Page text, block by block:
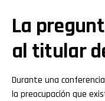
La
al titular
Durante una
la preocupación que